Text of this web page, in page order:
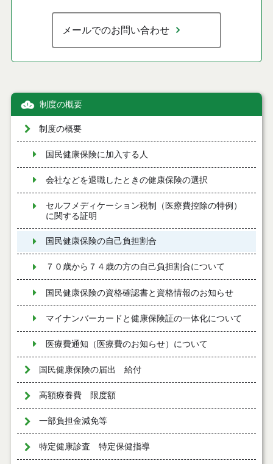
メールでのお問い合わせ
制度の概要
制度の概要
国民健康保険に加入する人
会社などを退職したときの健康保険の選択
セルフメディケーション税制（医療費控除の特例）
に関する証明
国民健康保険の自己負担割合
７０歳から７４歳の方の自己負担割合について
国民健康保険の資格確認書と資格情報のお知らせ
マイナンバーカードと健康保険証の一体化について
医療費通知（医療費のお知らせ）について
国民健康保険の届出 給付
高額療養費 限度額
一部負担金減免等
特定健康診査 特定保健指導